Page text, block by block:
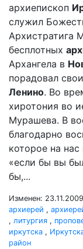
архиепископ
служил
Архистратига
бесплотных
Архангела в
порадовал
Ленино. Во
хиротония во
Мурашева. В
благодарно
которое на
«если бы вы
бы,...
Изменен: 23.11.2009
архиерей ,
, литургия ,
иркутска ,
район